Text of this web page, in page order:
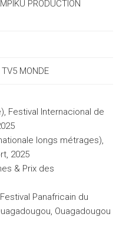
PRODUCTION
MONDE
Festival Internacional de
longs métrages),
2025
& Prix des
Panafricain du
Ouagadougou